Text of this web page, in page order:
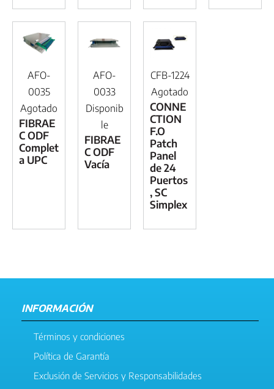
AFO-
0035
Agotado
FIBRAE
C ODF
Complet
a UPC
AFO-
0033
Disponib
le
FIBRAE
C ODF
Vacía
CFB-1224
Agotado
CONNE
CTION
F.O
Patch
Panel
de 24
Puertos
, SC
Simplex
INFORMACIÓN
Términos y condiciones
Política de Garantía
Exclusión de Servicios y Responsabilidades